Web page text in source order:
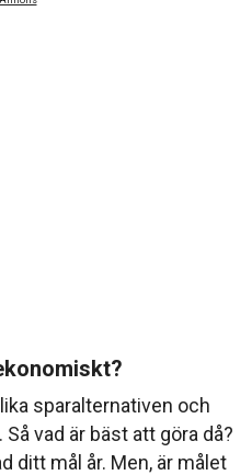
sparalternativen och
vad är bäst att göra då?
ditt mål år. Men, är målet